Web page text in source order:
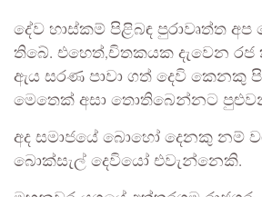
දේව හාස්කම් පිළිබඳ පුරාවෘත්ත
තිබේ. එහෙත්,චිතකයක දැවෙන
ඇය සරණ පාවා ගත් දෙවි කෙනකු
මෙතෙක් අසා තොතිබෙන්නට
අද සමාජයේ බොහෝ දෙනකු නම්
බොක්සැල් දෙවියෝ එවැන්නෙකි.